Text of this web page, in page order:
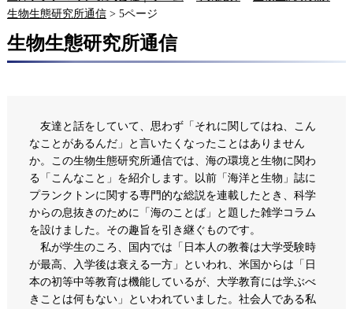
生物生態研究所通信 > 5ページ
生物生態研究所通信
友達と話をしていて、思わず「それに関してはね、こん
なことがあるんだ」と言いたくなったことはありません
か。この生物生態研究所通信では、海の環境と生物に関わ
る「こんなこと」を紹介します。以前「海洋と生物」誌に
プランクトンに関する専門的な総説を連載したとき、科学
からの息抜きのために「海のことば」と題した雑学コラム
を設けました。その趣旨を引き継ぐものです。
私が学生のころ、国内では「日本人の教養は大学受験時
が最高、入学後は衰える一方」といわれ、米国からは「日
本の初等中等教育は機能しているが、大学教育には学ぶべ
きことは何もない」といわれていました。社会人である私